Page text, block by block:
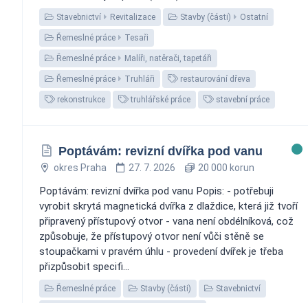
Stavebnictví Revitalizace Stavby (části) Ostatní
Řemeslné práce Tesaři
Řemeslné práce Malíři, natěrači, tapetáři
Řemeslné práce Truhláři restaurování dřeva
rekonstrukce truhlářské práce stavební práce
Poptávám: revizní dvířka pod vanu
okres Praha 27. 7. 2026 20 000 korun
Poptávám: revizní dvířka pod vanu Popis: - potřebuji
vyrobit skrytá magnetická dvířka z dlaždice, která již tvoří
připravený přístupový otvor - vana není obdélníková, což
způsobuje, že přístupový otvor není vůči stěně se
stoupačkami v pravém úhlu - provedení dvířek je třeba
přizpůsobit specifi...
Řemeslné práce Stavby (části) Stavebnictví